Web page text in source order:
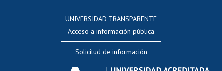
Evaluación docente
Calificación académica
UNIVERSIDAD TRANSPARENTE
Acceso a información pública
Solicitud de información